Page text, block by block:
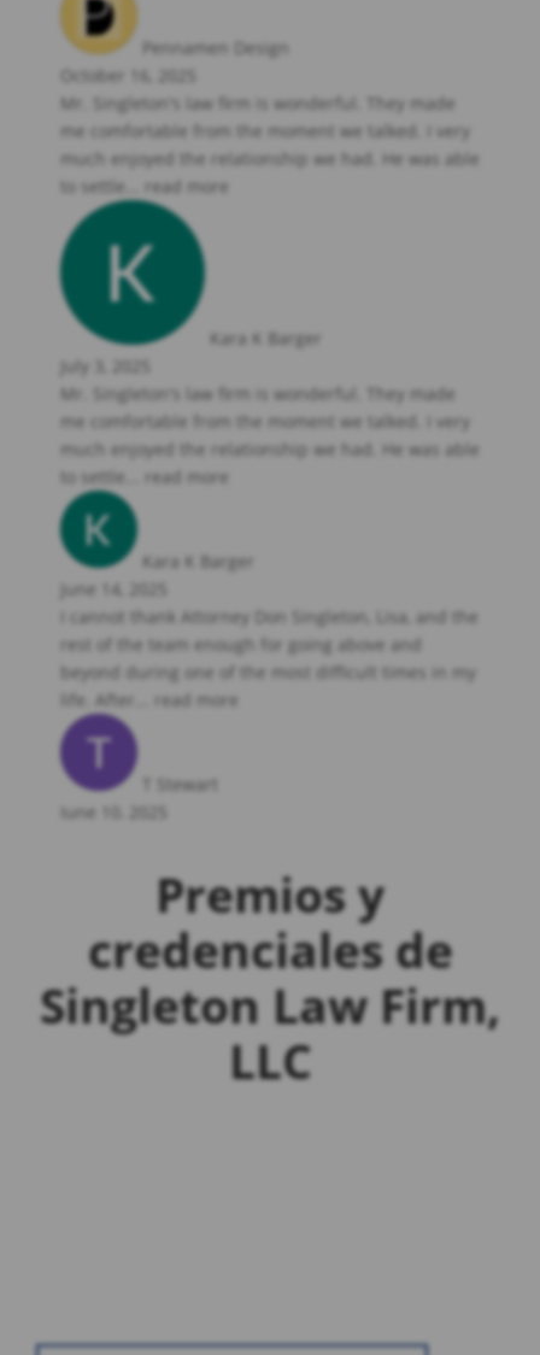
Pennamen Design
October 16, 2025
Mr. Singleton's law firm is wonderful. They made
me comfortable from the moment we talked. I very
much enjoyed the relationship we had. He was able
to settle
... read more
Kara K Barger
July 3, 2025
Mr. Singleton's law firm is wonderful. They made
me comfortable from the moment we talked. I very
much enjoyed the relationship we had. He was able
to settle
... read more
Kara K Barger
June 14, 2025
I cannot thank Attorney Don Singleton, Lisa, and the
rest of the team enough for going above and
beyond during one of the most difficult times in my
life. After
... read more
T Stewart
June 10, 2025
Premios y
credenciales de
Singleton Law Firm,
LLC